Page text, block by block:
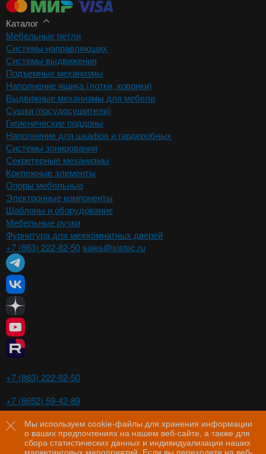
Мы используем cookie-файлы для хранения информации
о ваших предпочтениях на нашем веб-сайте, а также для
сбора статистических данных и индивидуализации наших
маркетинговых мероприятий. Если вы переходите на веб-
Каталог
Мебельные петли
Системы направляющих
Системы выдвижения
Подъемные механизмы
Наполнение ящика (лотки, коврики)
Выдвижные механизмы для мебели
Сушки (посудосушители)
Гигиенические поддоны
Наполнение для шкафов и гардеробных
Системы зонирования
Секретерные механизмы
Крепежные элементы
Опоры мебельные
Электронные компоненты
Шаблоны и оборудование
Мебельные ручки
Фурнитура для межкомнатных дверей
+7 (863) 222-82-50sales@sistec.ru
+7 (863) 222-82-50
+7 (8652) 59-42-89
Волгоград
+7 (8442) 29-00-21
Пятигорск
+7 (8793) 97-60-44